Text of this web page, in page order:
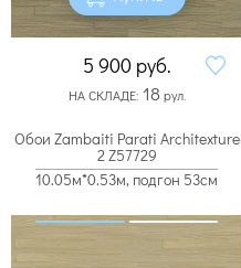
5 900 руб.
НА СКЛАДЕ: 18 рул.
Обои Zambaiti Parati Architexture
2 Z57729
10.05м*0.53м, подгон 53см